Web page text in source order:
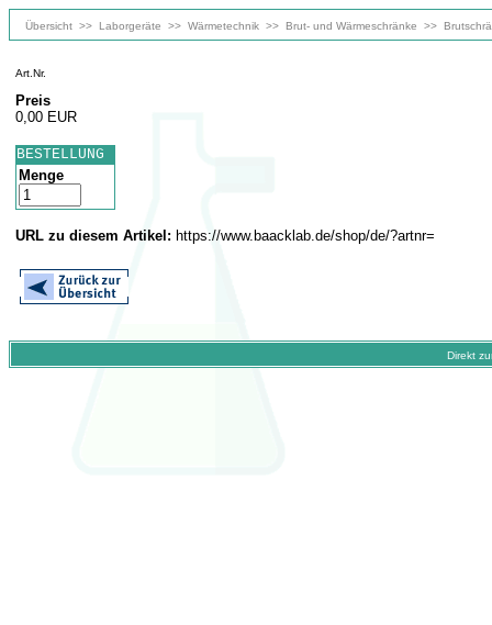
Übersicht >> Laborgeräte >> Wärmetechnik >> Brut- und Wärmeschränke >>
Art.Nr.
Preis
0,00 EUR
BESTELLUNG
Menge
URL zu diesem Artikel: https://www.baacklab.de/shop/de/?artnr=
Direkt